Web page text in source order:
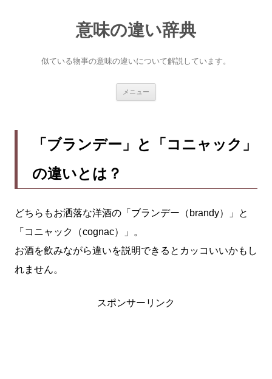
意味の違い辞典
似ている物事の意味の違いについて解説しています。
メニュー
へ
ス
「ブランデー」と「コニャック」
の違いとは？
どちらもお洒落な洋酒の「ブランデー（brandy）」と
「コニャック（cognac）」。
お酒を飲みながら違いを説明できるとカッコいいかもし
れません。
スポンサーリンク